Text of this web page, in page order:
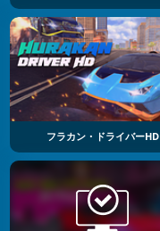
フラカン・ドライバーHD